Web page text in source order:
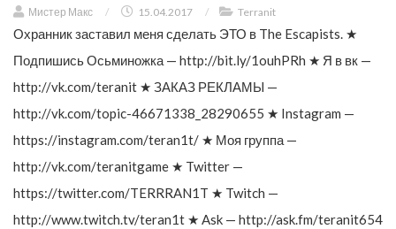
Мистер Макс / 15.04.2017 / Terranit
Охранник заставил меня сделать ЭТО в The Escapists. ★
Подпишись Осьминожка — http://bit.ly/1ouhPRh ★ Я в вк —
http://vk.com/teranit ★ ЗАКАЗ РЕКЛАМЫ —
http://vk.com/topic-46671338_28290655 ★ Instagram —
https://instagram.com/teran1t/ ★ Моя группа —
http://vk.com/teranitgame ★ Twitter —
https://twitter.com/TERRRAN1T ★ Twitch —
http://www.twitch.tv/teran1t ★ Ask — http://ask.fm/teranit654